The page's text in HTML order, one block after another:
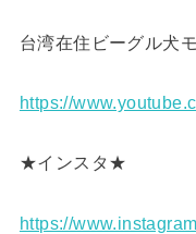
台湾在住ビーグル犬
https://
★インスタ★
https://